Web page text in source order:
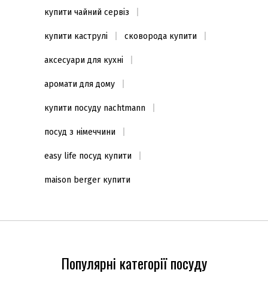
купити чайний сервіз
купити каструлі сковорода купити
аксесуари для кухні
аромати для дому
купити посуду nachtmann
посуд з німеччини
easy life посуд купити
maison berger купити
Популярні категорії посуду